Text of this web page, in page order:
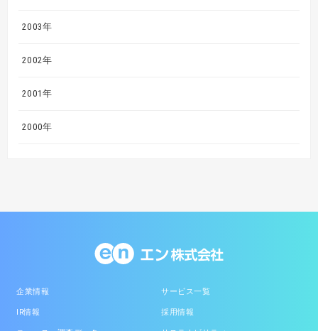
2003年
2002年
2001年
2000年
企業情報 サービス一覧
IR情報 採用情報